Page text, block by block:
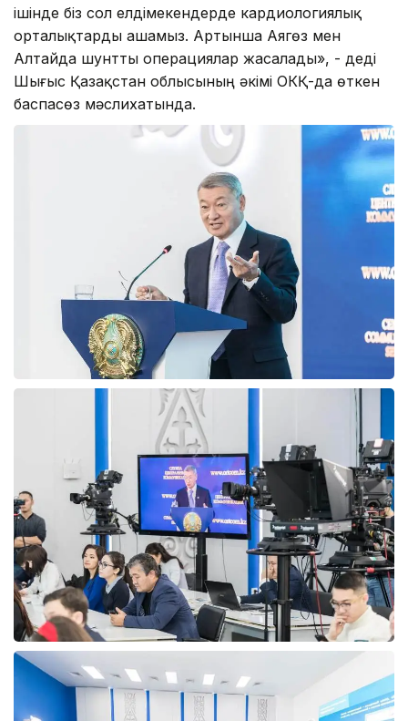
ішінде біз сол елдімекендерде кардиологиялық
орталықтарды ашамыз. Артынша Аягөз мен
Алтайда шунтты операциялар жасалады», - деді
Шығыс Қазақстан облысының әкімі ОКҚ-да өткен
баспасөз мәслихатында.